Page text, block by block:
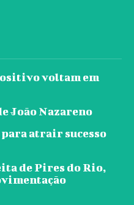
voltam em
João Nazareno
para atrair sucesso
de Pires do Rio,